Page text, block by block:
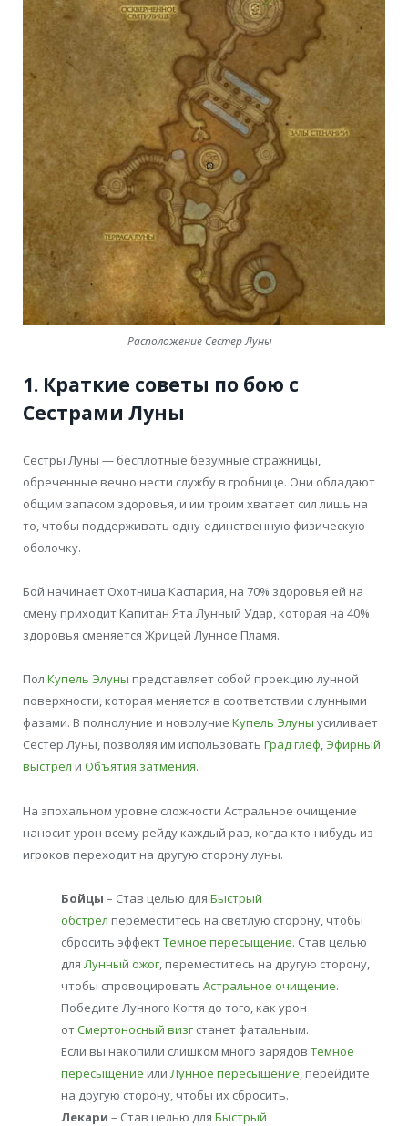
Расположение Cестер Луны
1. Краткие советы по бою с
Сестрами Луны
Сестры Луны — бесплотные безумные стражницы,
обреченные вечно нести службу в гробнице. Они обладают
общим запасом здоровья, и им троим хватает сил лишь на
то, чтобы поддерживать одну-единственную физическую
оболочку.
Бой начинает Охотница Каспария, на 70% здоровья ей на
смену приходит Капитан Ята Лунный Удар, которая на 40%
здоровья сменяется Жрицей Лунное Пламя.
Пол Купель Элуны представляет собой проекцию лунной
поверхности, которая меняется в соответствии с лунными
фазами. В полнолуние и новолуние Купель Элуны усиливает
Сестер Луны, позволяя им использовать Град глеф, Эфирный
выстрел и Объятия затмения.
На эпохальном уровне сложности Астральное очищение
наносит урон всему рейду каждый раз, когда кто-нибудь из
игроков переходит на другую сторону луны.
Бойцы – Став целью для Быстрый
обстрел переместитесь на светлую сторону, чтобы
сбросить эффектТемное пересыщение. Став целью
для Лунный ожог, переместитесь на другую сторону,
чтобы спровоцировать Астральное очищение.
Победите Лунного Когтя до того, как урон
отСмертоносный визг станет фатальным.
Если вы накопили слишком много зарядов Темное
пересыщение или Лунное пересыщение, перейдите
на другую сторону, чтобы их сбросить.
Лекари – Став целью для Быстрый